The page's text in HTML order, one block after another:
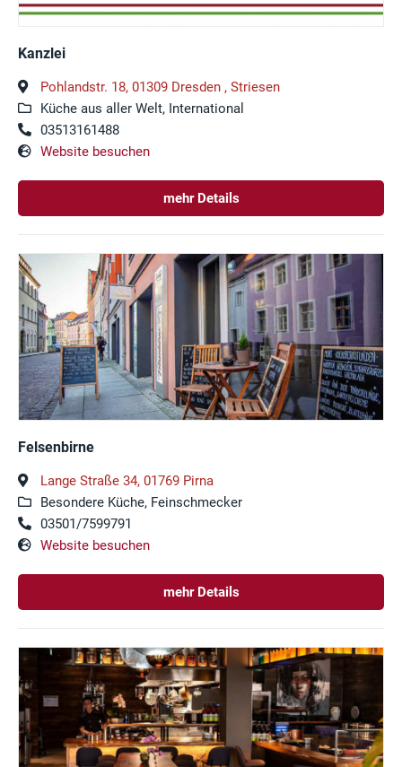
Kanzlei
Pohlandstr. 18, 01309 Dresden , Striesen
Küche aus aller Welt, International
03513161488
Website besuchen
mehr Details
Felsenbirne
Lange Straße 34, 01769 Pirna
Besondere Küche, Feinschmecker
03501/7599791
Website besuchen
mehr Details